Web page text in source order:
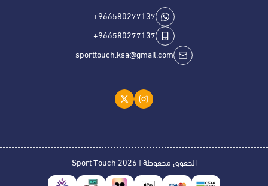
+966580277137
+966580277137
sporttouch.ksa@gmail.com
الحقوق محفوظة | 2026 Sport Touch